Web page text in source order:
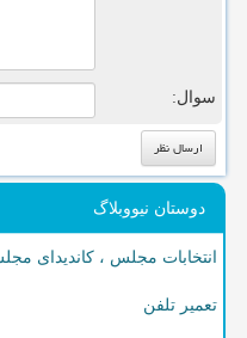
سوال:
دوستان نیووبلاگ
انتخابات مجلس ، کاندیدای
تعمیر تلفن